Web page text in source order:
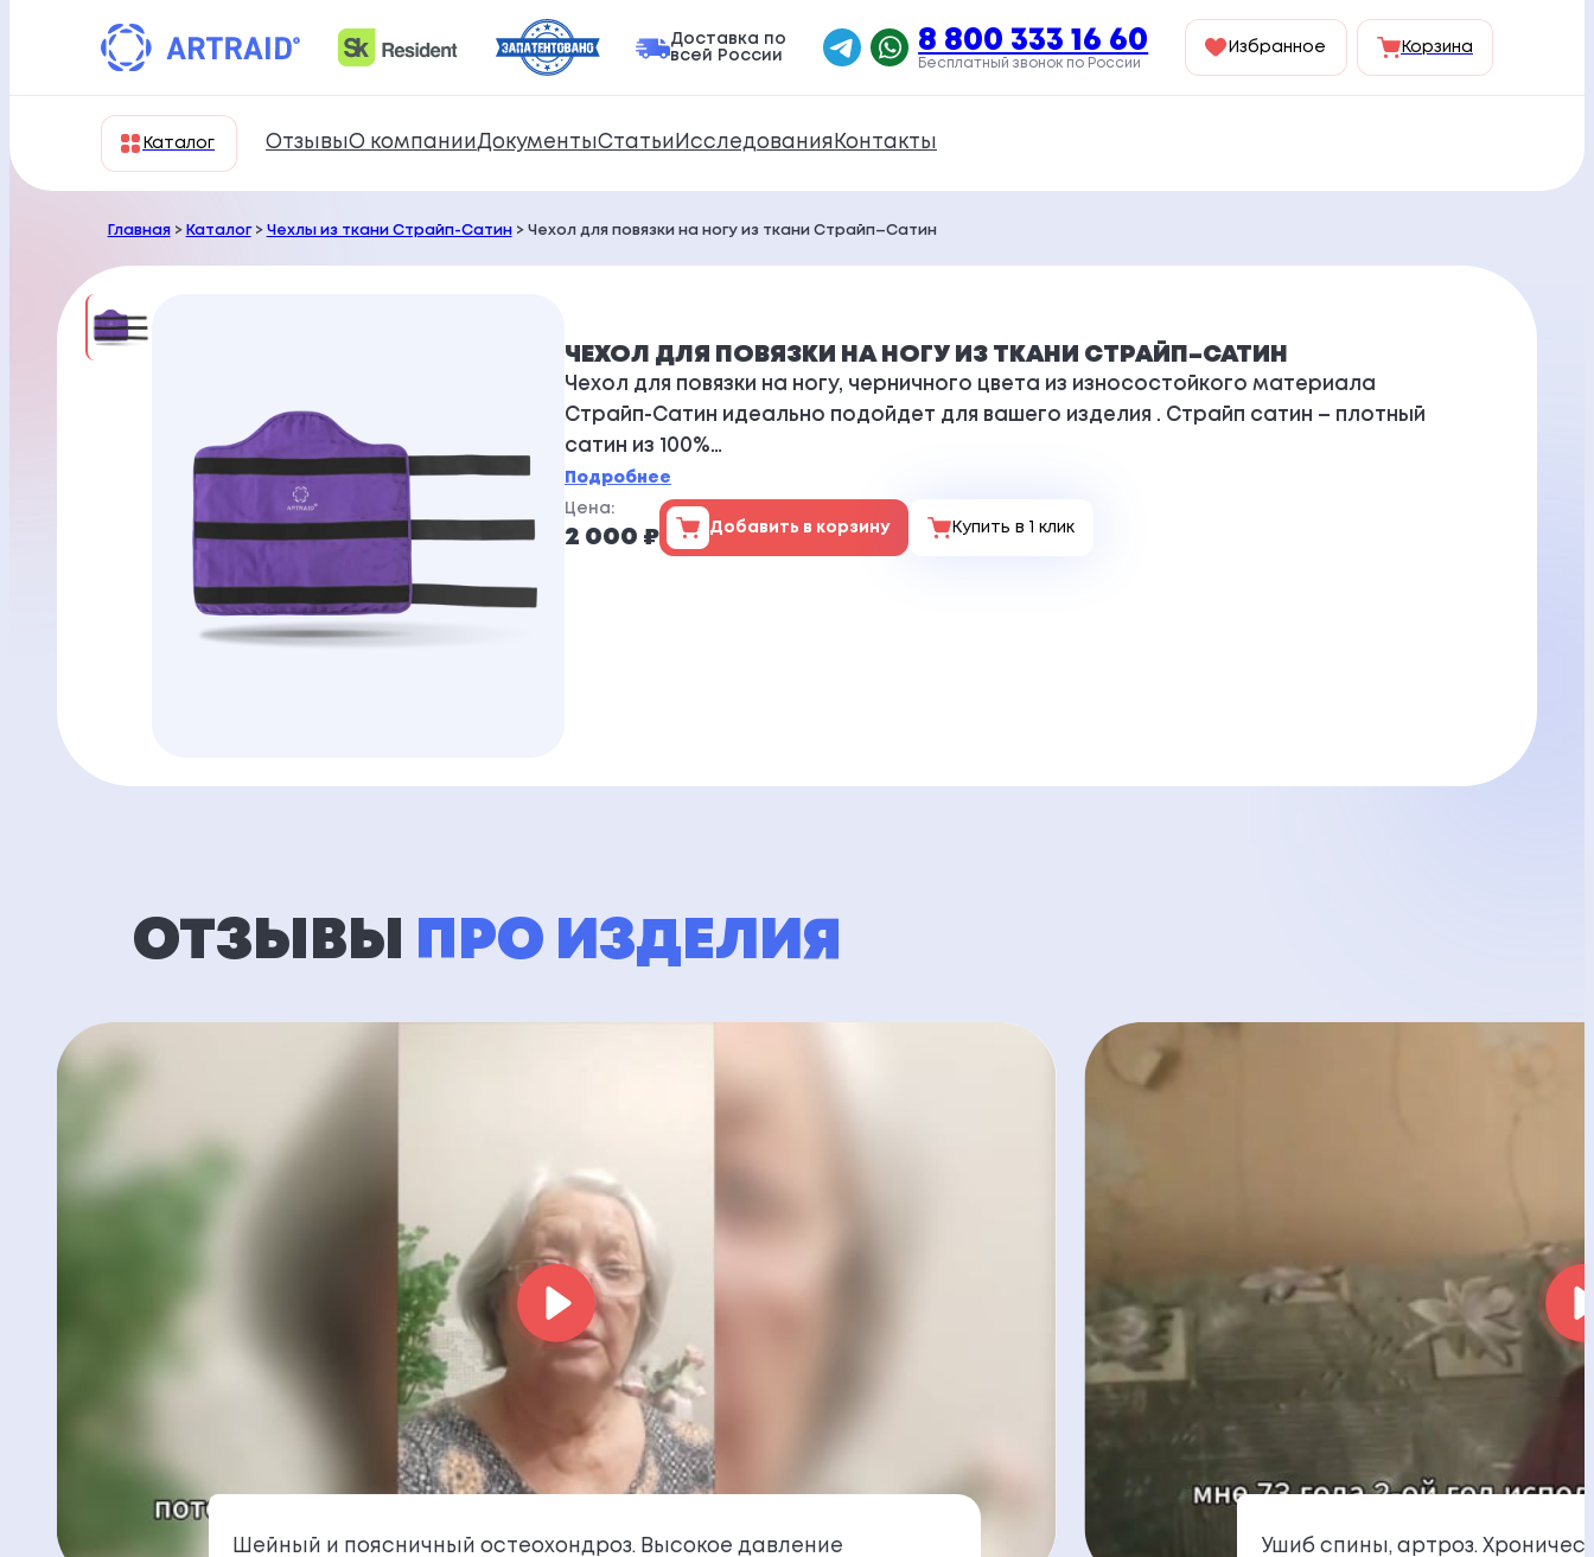
содержимому
Доставка по
всей России
8 800 333 16 60
Бесплатный звонок по России
Избранное Корзина
Каталог Отзывы О компании Документы Статьи Исследования Контакты
Главная> Каталог> Чехлы из ткани Страйп-Сатин> Чехол для повязки на ногу из ткани Страйп–Сатин
ЧЕХОЛ ДЛЯ ПОВЯЗКИ НА НОГУ ИЗ ТКАНИ СТРАЙП–САТИН
Чехол для повязки на ногу, черничного цвета из износостойкого материала
Страйп-Сатин идеально подойдет для вашего изделия . Страйп сатин – плотный
сатин из 100%…
Подробнее
Цена:
2 000 ₽ Добавить в корзину Купить в 1 клик
ОТЗЫВЫ ПРО ИЗДЕЛИЯ
Шейный и поясничный остеохондроз. Высокое давление
Ушиб спины, артроз.